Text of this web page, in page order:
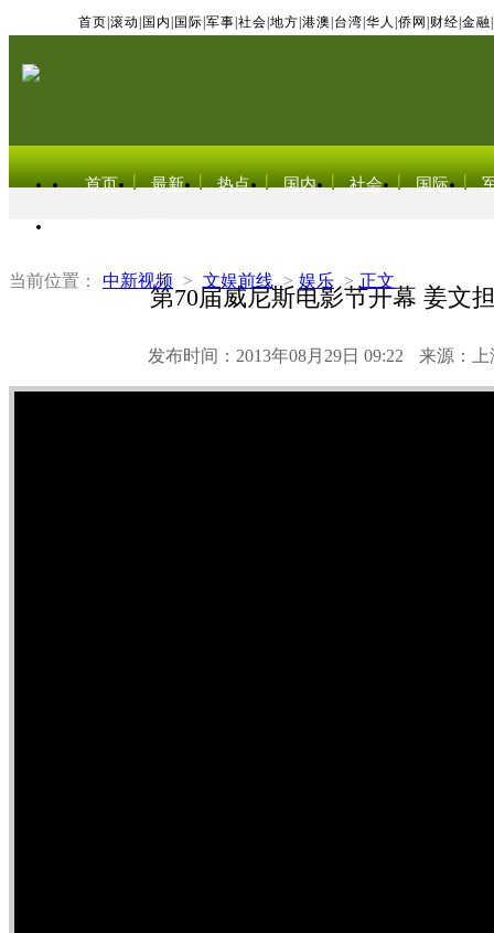
首页 滚动 国内 国际 军事 社会 地方 港澳 台湾 华人 侨网 财经 金融
首页 最新 热点 国内 社会 国际
当前位置： 中新视频 > 文娱前线 > 娱乐 > 正文
第70届威尼斯电影节开幕 姜文
发布时间：2013年08月29日 09:22 来源：上